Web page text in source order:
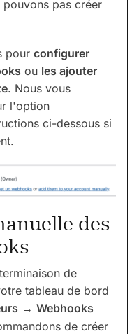
pouvons pas créer
pour configurer
ou les ajouter
. Nous vous
l'option
ci-dessous si
des
de
tableau de bord
→ Webhooks
de créer